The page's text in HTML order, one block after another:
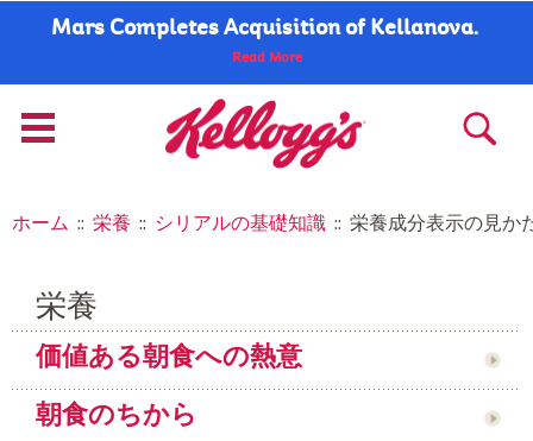
Mars Completes Acquisition of Kellanova.
Read More
ホーム :: 栄養 :: シリアルの基礎知識 :: 栄養成分表示の見か
栄養
価値ある朝食への熱意
朝食のちから